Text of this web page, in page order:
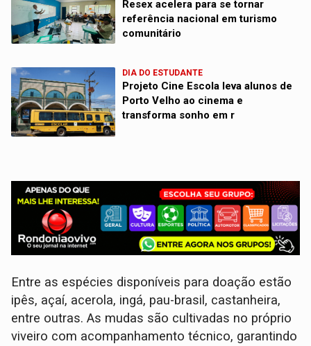
Resex acelera para se tornar
referência nacional em turismo
comunitário
DIA DO ESTUDANTE
Projeto Cine Escola leva alunos de
Porto Velho ao cinema e
transforma sonho em r
Entre as espécies disponíveis para doação estão
ipês, açaí, acerola, ingá, pau-brasil, castanheira,
entre outras. As mudas são cultivadas no próprio
viveiro com acompanhamento técnico, garantindo